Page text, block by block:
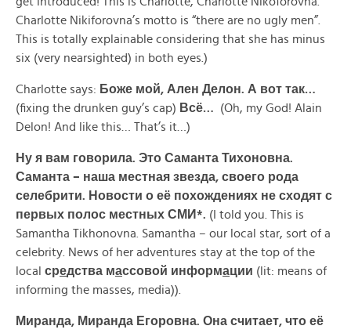
Charlotte Nikiforovna’s motto is “there are no ugly men”.
This is totally explainable considering that she has minus
six (very nearsighted) in both eyes.)
Charlotte says: Боже мой, Ален Делон. А вот так…
(fixing the drunken guy’s cap) Всё… (Oh, my God! Alain
Delon! And like this… That’s it…)
Ну я вам говорила. Это Саманта Тихоновна.
Саманта – наша местная звезда, своего рода
селебрити. Новости о её похождениях не сходят с
первых полос местных СМИ*. (I told you. This is
Samantha Tikhonovna. Samantha – our local star, sort of a
celebrity. News of her adventures stay at the top of the
local средства массовой информации (lit: means of
informing the masses, media)).
Миранда, Миранда Егоровна. Она считает, что её